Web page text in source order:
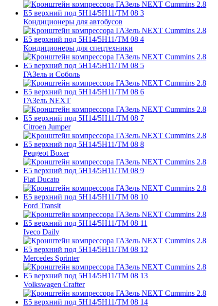
Кондиционеры для автобусов
Кондиционеры для спецтехники
ГАЗель и Соболь
ГАЗель NEXT
Citroen Jumper
Peugeot Boxer
Fiat Ducato
Ford Transit
Iveco Daily
Mercedes Sprinter
Volkswagen Crafter